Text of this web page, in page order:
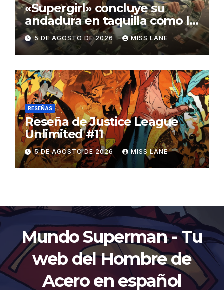
«Supergirl» concluye su
andadura en taquilla como la
película de DC con menor
recaudación desde
«Catwoman»
5 DE AGOSTO DE 2026 MISS LANE
RESEÑAS
Reseña de Justice League
Unlimited #11
5 DE AGOSTO DE 2026 MISS LANE
Mundo Superman - Tu
web del Hombre de
Acero en español